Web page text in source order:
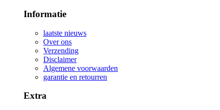
Informatie
laatste nieuws
Over ons
Verzending
Disclaimer
Algemene voorwaarden
garantie en retourren
Extra